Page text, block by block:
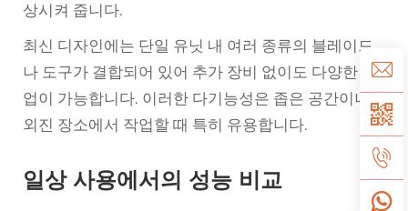
상시켜 줍니다.
최신 디자인에는 단일 유닛 내 여러 종류의 블레이드
나 도구가 결합되어 있어 추가 장비 없이도 다양한 작
업이 가능합니다. 이러한 다기능성은 좁은 공간이나
외진 장소에서 작업할 때 특히 유용합니다.
일상 사용에서의 성능 비교